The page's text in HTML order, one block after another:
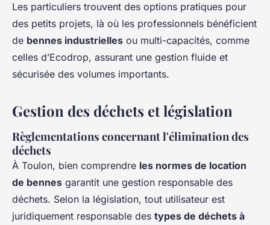
Les particuliers trouvent des options pratiques pour
des petits projets, là où les professionnels bénéficient
de bennes industrielles ou multi-capacités, comme
celles d’Ecodrop, assurant une gestion fluide et
sécurisée des volumes importants.
Gestion des déchets et législation
Règlementations concernant l'élimination des
déchets
À Toulon, bien comprendre les normes de location
de bennes garantit une gestion responsable des
déchets. Selon la législation, tout utilisateur est
juridiquement responsable des types de déchets à